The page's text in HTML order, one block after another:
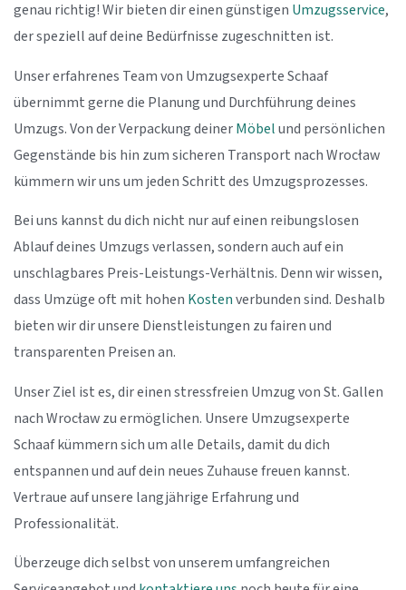
genau richtig! Wir bieten dir einen günstigen Umzugsservice,
der speziell auf deine Bedürfnisse zugeschnitten ist.
Unser erfahrenes Team von Umzugsexperte Schaaf
übernimmt gerne die Planung und Durchführung deines
Umzugs. Von der Verpackung deinerMöbelund persönlichen
Gegenstände bis hin zum sicheren Transport nach Wrocław
kümmern wir uns um jeden Schritt des Umzugsprozesses.
Bei uns kannst du dich nicht nur auf einen reibungslosen
Ablauf deines Umzugs verlassen, sondern auch auf ein
unschlagbares Preis-Leistungs-Verhältnis. Denn wir wissen,
dass Umzüge oft mit hohen Kostenverbunden sind. Deshalb
bieten wir dir unsere Dienstleistungen zu fairen und
transparenten Preisen an.
Unser Ziel ist es, dir einen stressfreien Umzug von St. Gallen
nach Wrocław zu ermöglichen. Unsere Umzugsexperte
Schaaf kümmern sich um alle Details, damit du dich
entspannen und auf dein neues Zuhause freuen kannst.
Vertraue auf unsere langjährige Erfahrung und
Professionalität.
Überzeuge dich selbst von unserem umfangreichen